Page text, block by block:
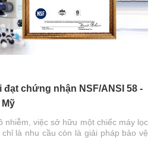
đạt chứng nhận NSF/ANSI 58 -
nhiễm, việc sở hữu một chiếc máy lọc
là nhu cầu còn là giải pháp bảo vệ